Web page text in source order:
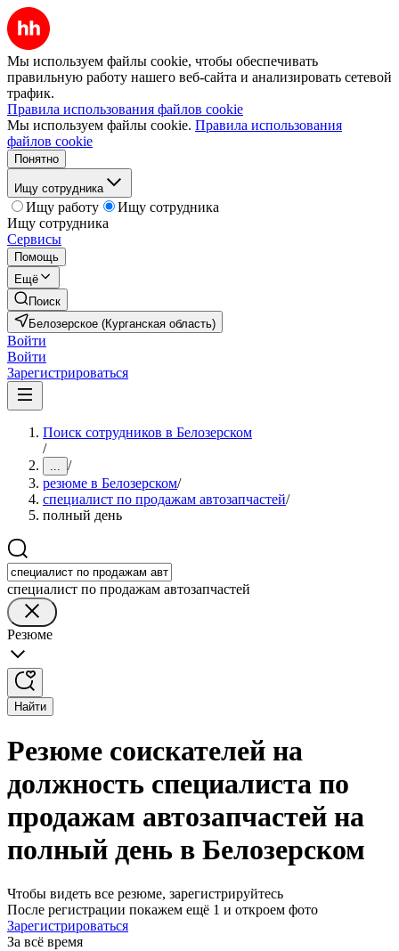
Мы используем файлы cookie, чтобы обеспечивать
правильную работу нашего веб-сайта и анализировать сетевой
трафик.
Правила использования файлов cookie
Мы используем файлы cookie. Правила использования
файлов cookie
Понятно
Ищу сотрудника
Ищу работу
Ищу сотрудника
Ищу сотрудника
Сервисы
Помощь
Ещё
Поиск
Белозерское (Курганская область)
Войти
Войти
Зарегистрироваться
Поиск сотрудников в Белозерском
/
... /
резюме в Белозерском/
специалист по продажам автозапчастей/
полный день
специалист по продажам автозапчастей
Резюме
Найти
Резюме соискателей на
должность специалиста по
продажам автозапчастей на
полный день в Белозерском
Чтобы видеть все резюме, зарегистрируйтесь
После регистрации покажем ещё 1 и откроем фото
Зарегистрироваться
За всё время